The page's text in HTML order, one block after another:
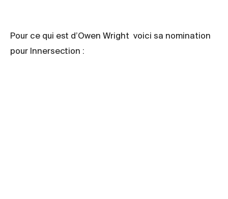
Pour ce qui est d’Owen Wright voici sa nomination
pour Innersection :